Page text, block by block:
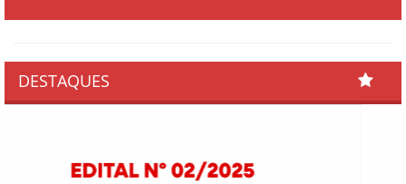
DESTAQUES